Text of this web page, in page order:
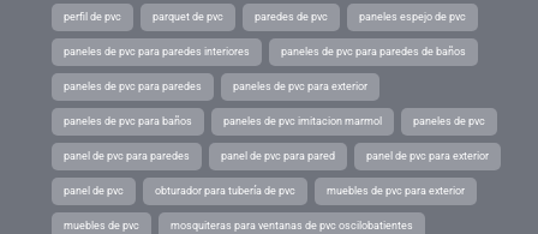
perfil de pvc parquet de pvc paredes de pvc paneles espejo de pvc
paneles de pvc para paredes interiores paneles de pvc para paredes de baños
paneles de pvc para paredes paneles de pvc para exterior
paneles de pvc para baños paneles de pvc imitacion marmol paneles de pvc
panel de pvc para paredes panel de pvc para pared panel de pvc para exterior
panel de pvc obturador para tubería de pvc muebles de pvc para exterior
muebles de pvc mosquiteras para ventanas de pvc oscilobatientes